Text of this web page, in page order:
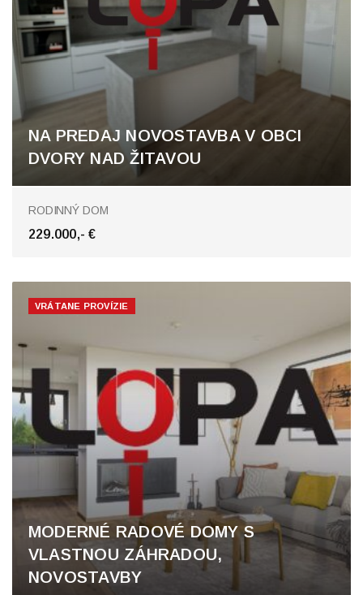
NA PREDAJ NOVOSTAVBA V OBCI
DVORY NAD ŽITAVOU
Dvory nad Žitavou
RODINNÝ DOM
229.000,- €
VRÁTANE PROVÍZIE
MODERNÉ RADOVÉ DOMY S
VLASTNOU ZÁHRADOU,
NOVOSTAVBY